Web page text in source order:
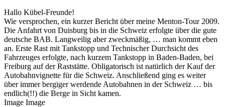
Hallo Kübel-Freunde!
Wie versprochen, ein kurzer Bericht über meine Menton-Tour 2009.
Die Anfahrt von Duisburg bis in die Schweiz erfolgte über die gute
deutsche BAB. Langweilig aber zweckmäßig, … man kommt eben
an. Erste Rast mit Tankstopp und Technischer Durchsicht des
Fahrzeuges erfolgte, nach kurzem Tankstopp in Baden-Baden, bei
Freiburg auf der Raststätte. Obligatorisch ist natürlich der Kauf der
Autobahnvignette für die Schweiz. Anschließend ging es weiter
über immer bergiger werdende Autobahnen in der Schweiz … bis
endlich(!!) die Berge in Sicht kamen.
Image Image